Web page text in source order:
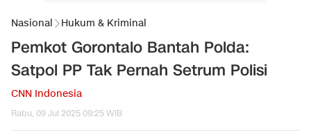
Nasional Hukum & Kriminal
Pemkot Gorontalo Bantah Polda:
Satpol PP Tak Pernah Setrum Polisi
CNN Indonesia
Rabu, 09 Jul 2025 09:25 WIB